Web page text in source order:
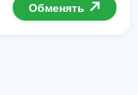
Обменять